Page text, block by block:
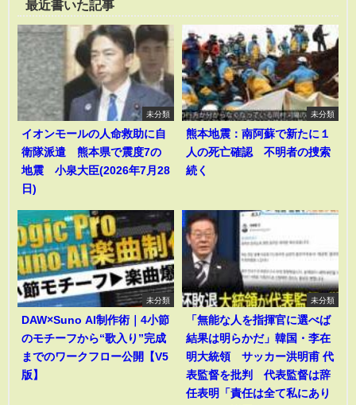
最近書いた記事
未分類
イオンモールの人命救助に自
衛隊派遣 熊本県で震度7の
地震 小泉大臣(2026年7月28
日)
未分類
熊本地震：南阿蘇で新たに１
人の死亡確認 不明者の捜索
続く
未分類
DAW×Suno AI制作術｜4小節
のモチーフから“歌入り”完成
までのワークフロー公開【V5
版】
未分類
「無能な人を指揮官に選べば
結果は明らかだ」韓国・李在
明大統領 サッカー洪明甫 代
表監督を批判 代表監督は辞
任表明「責任は全て私にあり